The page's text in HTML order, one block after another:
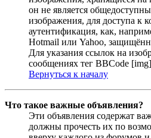
он не является
изображения, для доступа к
аутентификация, как,
Hotmail или Yahoo,
Для указания ссылок на
сообщениях тег BBCode
Вернуться к началу
Что такое важные объявления?
Эти объявления содержат
должны прочесть их по